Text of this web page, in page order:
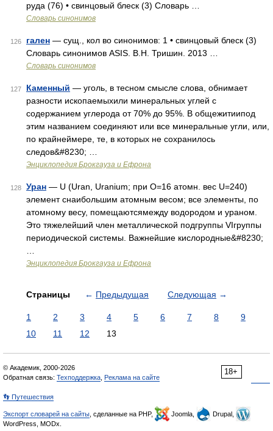
руда (76) • свинцовый блеск (3) Словарь …
Словарь синонимов
126 гален — сущ., кол во синонимов: 1 • свинцовый блеск (3)
Словарь синонимов ASIS. В.Н. Тришин. 2013 …
Словарь синонимов
127 Каменный — уголь, в тесном смысле слова, обнимает
разности ископаемыхили минеральных углей с
содержанием углерода от 70% до 95%. В общежитиипод
этим названием соединяют или все минеральные угли, или,
по крайнеймере, те, в которых не сохранилось
следов&#8230; …
Энциклопедия Брокгауза и Ефрона
128 Уран — U (Uran, Uranium; при O=16 атомн. вес U=240)
элемент снаибольшим атомным весом; все элементы, по
атомному весу, помещаютсямежду водородом и ураном.
Это тяжелейший член металлической подгруппы VIгруппы
периодической системы. Важнейшие кислородные&#8230;
Энциклопедия Брокгауза и Ефрона
Страницы ← Предыдущая Следующая →
1 2 3 4 5 6 7 8
9
10
11 12 13
18+
© Академик, 2000-2026
Обратная связь: Техподдержка Реклама на сайте
👣 Путешествия
Экспорт словарей на сайты , сделанные на PHP, Joomla,
Drupal,
WordPress, MODx.